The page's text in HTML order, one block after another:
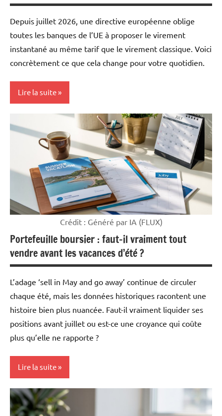
Depuis juillet 2026, une directive européenne oblige
toutes les banques de l’UE à proposer le virement
instantané au même tarif que le virement classique. Voici
concrètement ce que cela change pour votre quotidien.
Lire la suite
argent
Crédit : Généré par IA (FLUX)
Portefeuille boursier : faut-il vraiment tout
vendre avant les vacances d’été ?
L’adage ‘sell in May and go away’ continue de circuler
chaque été, mais les données historiques racontent une
histoire bien plus nuancée. Faut-il vraiment liquider ses
positions avant juillet ou est-ce une croyance qui coûte
plus qu’elle ne rapporte ?
Lire la suite
Mon
argent